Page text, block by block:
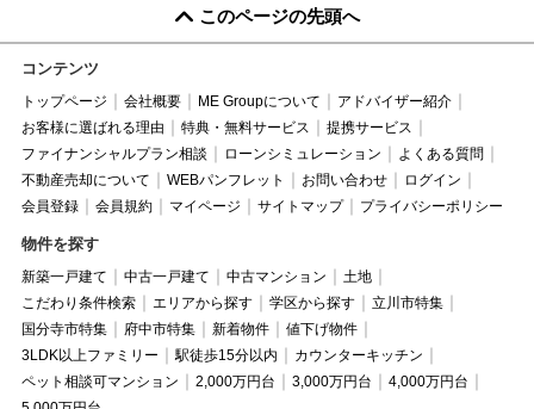
このページの先頭へ
コンテンツ
トップページ 会社概要 ME Groupについて
アドバイザー紹介
お客様に選ばれる理由
特典・無料サービス
提携サービス
ファイナンシャルプラン相談
ローンシミュレーション
よくある質問
不動産売却について
WEBパンフレット お問い合わせ
ログイン
会員登録
会員規約 マイページ サイトマップ プライバシーポリシー
物件を探す
新築一戸建て 中古一戸建て 中古マンション
土地
こだわり条件検索
エリアから探す 学区から探す
立川市特集
国分寺市特集
府中市特集 新着物件
値下げ物件
3LDK以上ファミリー
駅徒歩15分以内
カウンターキッチン
ペット相談可マンション
2,000万円台 3,000万円台
4,000万円台